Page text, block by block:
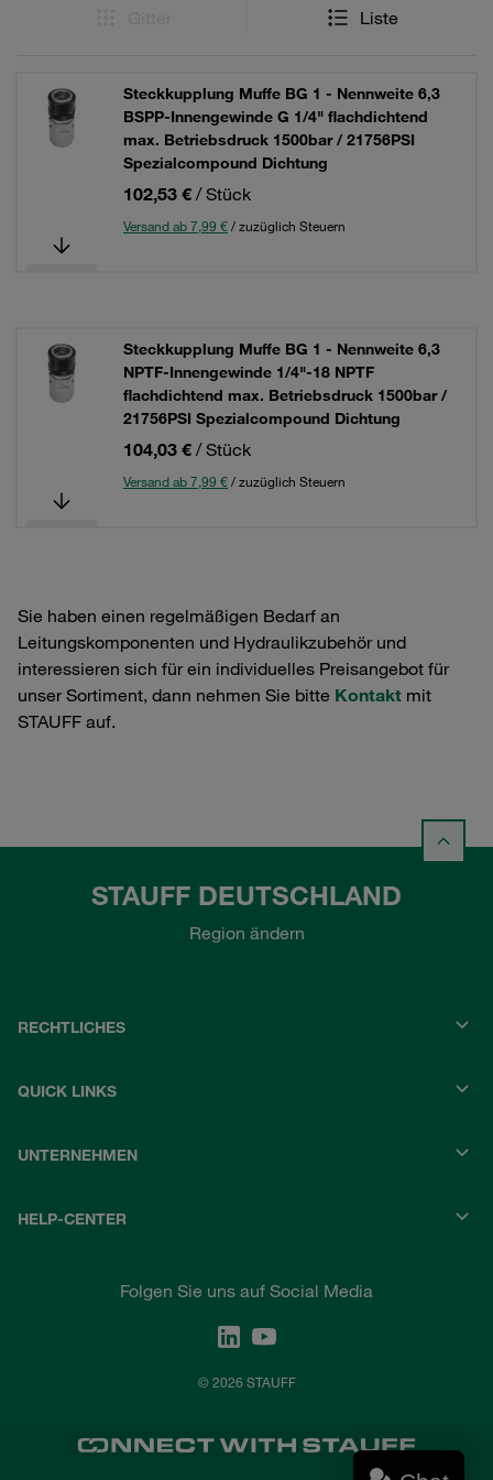
Liste
Steckkupplung Muffe BG 1 - Nennweite 6,3
BSPP-Innengewinde G 1/4" flachdichtend
max. Betriebsdruck 1500bar / 21756PSI
Spezialcompound Dichtung
102,53 € / Stück
Versand ab 7,99 €/ zuzüglich Steuern
Steckkupplung Muffe BG 1 - Nennweite 6,3
NPTF-Innengewinde 1/4"-18 NPTF
flachdichtend max. Betriebsdruck 1500bar /
21756PSI Spezialcompound Dichtung
104,03 € / Stück
Versand ab 7,99 €/ zuzüglich Steuern
Sie haben einen regelmäßigen Bedarf an
Leitungskomponenten und Hydraulikzubehör und
interessieren sich für ein individuelles Preisangebot für
unser Sortiment, dann nehmen Sie bitte Kontakt mit
STAUFF auf.
STAUFF DEUTSCHLAND
Region ändern
RECHTLICHES
QUICK LINKS
UNTERNEHMEN
HELP-CENTER
Folgen Sie uns auf Social Media
© 2026 STAUFF